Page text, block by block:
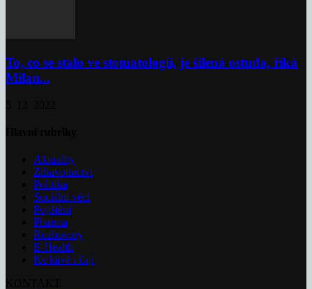
To, co se stalo ve stomatologii, je šílená ostuda, říká
Milan...
Aktuality
Zdravotnictví
Politika
Sociální věci
Pojištění
Pharma
Rozhovory
E-Health
Ke kávě i čaji